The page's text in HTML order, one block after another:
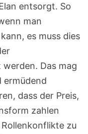
entsorgt. So
man
es muss dies
werden. Das mag
ermüdend
dass der Preis,
zahlen
zu